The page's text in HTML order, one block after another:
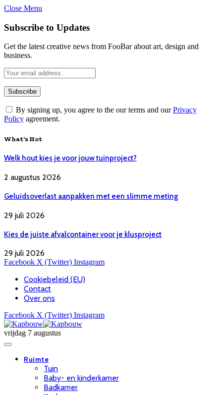
Close Menu
Subscribe to Updates
Get the latest creative news from FooBar about art, design and
business.
By signing up, you agree to the our terms and ourPrivacy
Policy agreement.
What's Hot
Welk hout kies je voor jouw tuinproject?
2 augustus 2026
Geluidsoverlast aanpakken met een slimme meting
29 juli 2026
Kies de juiste afvalcontainer voor je klusproject
29 juli 2026
Facebook X (Twitter) Instagram
Cookiebeleid (EU)
Contact
Over ons
Facebook X (Twitter) Instagram
vrijdag 7 augustus
Ruimte
Tuin
Baby- en kinderkamer
Badkamer